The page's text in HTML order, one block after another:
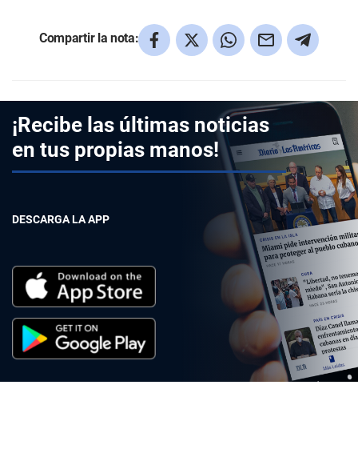
Compartir la nota:
¡Recibe las últimas noticias
en tus propias manos!
DESCARGA LA APP